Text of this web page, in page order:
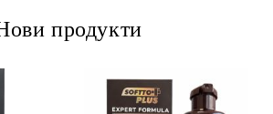
продукти